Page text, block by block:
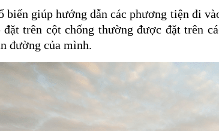
biến giúp hướng dẫn các phương tiện đi
trên cột chống thường được đặt trên
đường của mình.